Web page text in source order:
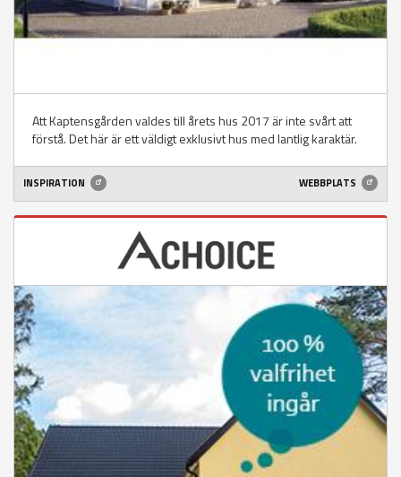
Att Kaptensgården valdes till årets hus 2017 är inte svårt att
förstå. Det här är ett väldigt exklusivt hus med lantlig karaktär.
INSPIRATION WEBBPLATS